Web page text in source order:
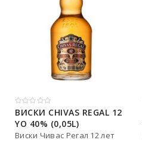
ВИСКИ CHIVAS REGAL 12
YO 40% (0,05L)
Виски Чивас Регал 12 лет
Односолодовый
Бурбон
Купажированный солод